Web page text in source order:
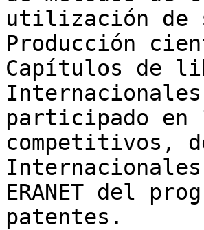
utilización de
Producción
Capítulos de
participado en
competitivos,
ERANET del
patentes.